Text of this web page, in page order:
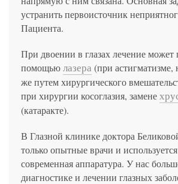
устранить первоисточник
Пациента.
При двоении в глазах лечение может
помощьюлазера (при
же путем хирургического
при хирургии косоглазия, замене
(катаракте).
В Глазной клинике доктора
только опытные врачи и
современная аппаратура. У нас
диагностике и лечении глазных